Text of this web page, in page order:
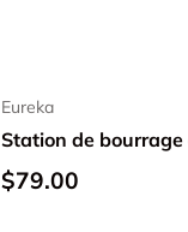
Eureka
Station de
$79.00